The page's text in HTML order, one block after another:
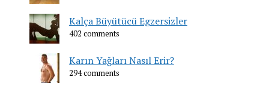
Kalça Büyütücü Egzersizler
402 comments
Karın Yağları Nasıl Erir?
294 comments